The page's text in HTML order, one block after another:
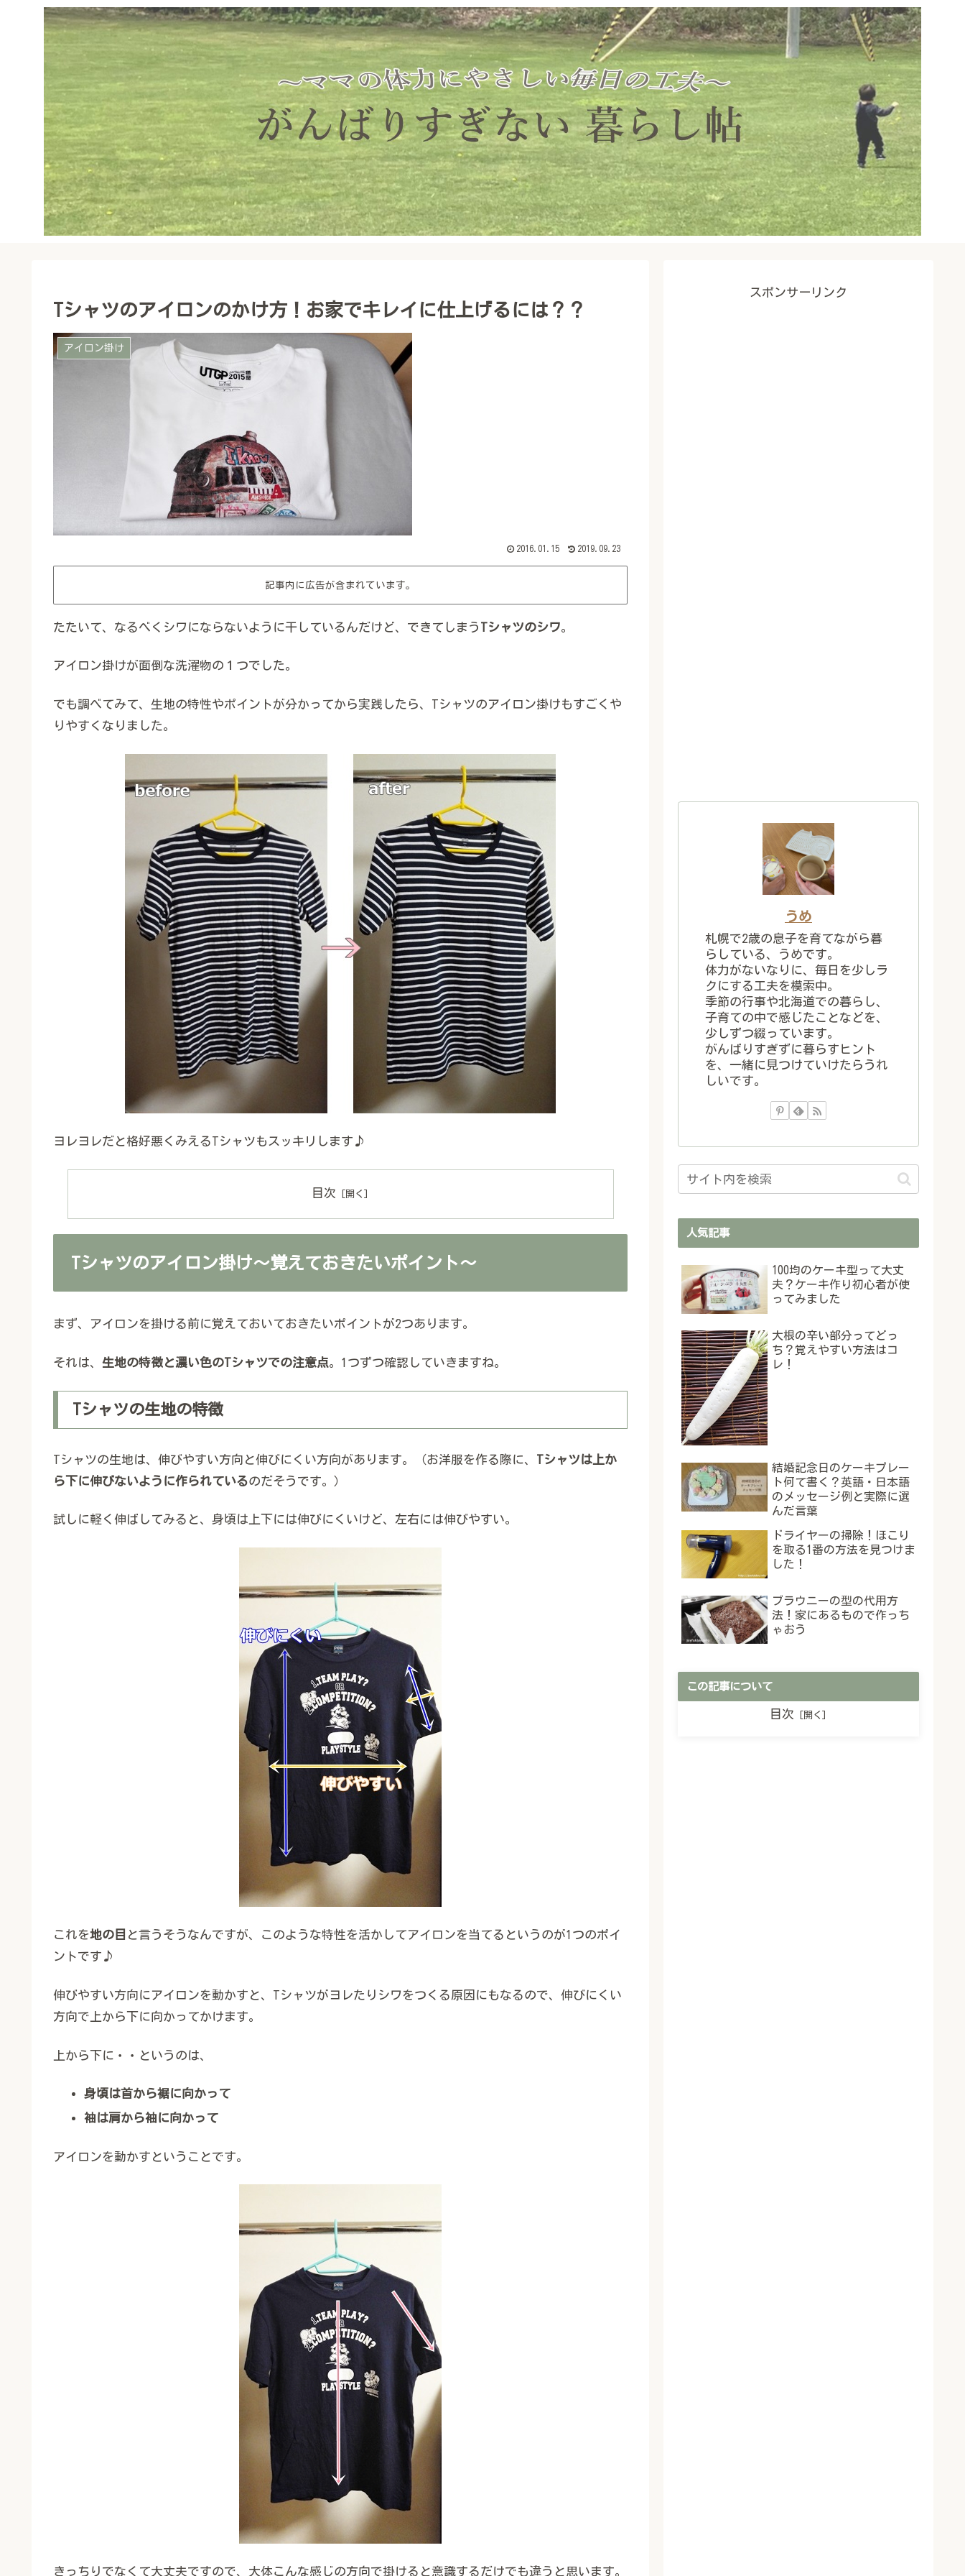
Tシャツのアイロンのかけ方！お家でキレイに仕上げるには？？
アイロン掛け
2016.01.15 2019.09.23
記事内に広告が含まれています。
たたいて、なるべくシワにならないように干しているんだけど、できてしまう Tシャツのシワ。
アイロン掛けが面倒な洗濯物の１つでした。
でも調べてみて、生地の特性やポイントが分かってから実践したら、Tシャツのアイロン掛けもすごくや
りやすくなりました。
ヨレヨレだと格好悪くみえるTシャツもスッキリします♪
目次
Tシャツのアイロン掛け～覚えておきたいポイント～
まず、アイロンを掛ける前に覚えておいておきたいポイントが2つあります。
それは、 生地の特徴と濃い色のTシャツでの注意点。1つずつ確認していきますね。
Tシャツの生地の特徴
Tシャツの生地は、伸びやすい方向と伸びにくい方向があります。（お洋服を作る際に、 Tシャツは上か
ら下に伸びないように作られているのだそうです。）
試しに軽く伸ばしてみると、身頃は上下には伸びにくいけど、左右には伸びやすい。
これを地の目 と言うそうなんですが、このような特性を活かしてアイロンを当てるというのが1つのポイ
ントです♪
伸びやすい方向にアイロンを動かすと、Tシャツがヨレたりシワをつくる原因にもなるので、伸びにくい
方向で上から下に向かってかけます。
上から下に・・というのは、
身頃は首から裾に向かって
袖は肩から袖に向かって
アイロンを動かすということです。
きっちりでなくて大丈夫ですので、大体こんな感じの方向で掛けると意識するだけでも違うと思います。
スポンサーリンク
うめ
札幌で2歳の息子を育てながら暮
らしている、うめです。
体力がないなりに、毎日を少しラ
クにする工夫を模索中。
季節の行事や北海道での暮らし、
子育ての中で感じたことなどを、
少しずつ綴っています。
がんばりすぎずに暮らすヒント
を、一緒に見つけていけたらうれ
しいです。
人気記事
100均のケーキ型って大丈
夫？ケーキ作り初心者が使
ってみました
大根の辛い部分ってどっ
ち？覚えやすい方法はコ
レ！
結婚記念日のケーキプレー
ト何て書く？英語・日本語
のメッセージ例と実際に選
んだ言葉
ドライヤーの掃除！ほこり
を取る1番の方法を見つけま
した！
ブラウニーの型の代用方
法！家にあるもので作っち
ゃおう
この記事について
目次